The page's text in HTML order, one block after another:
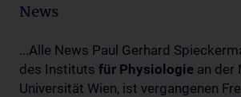
News
...Alle News Paul Gerhard
des Instituts für Physiologie an der
Universität Wien, ist vergangenen